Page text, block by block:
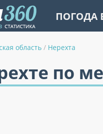
ПОГОДА
область / Нерехта
по